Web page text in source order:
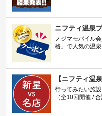
ニフティ温泉
ノジマモバイル
格」で人気の温
【ニフティ温
行ってみたい施
（全10回開催 /